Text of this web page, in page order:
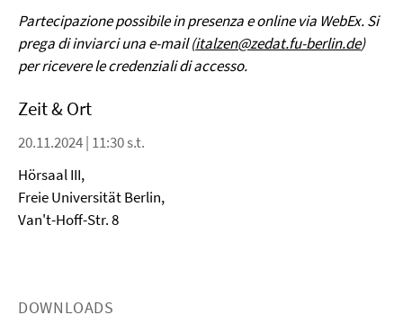
Partecipazione possibile in presenza e online via WebEx. Si
prega di inviarci una e-mail (italzen@zedat.fu-berlin.de)
per ricevere le credenziali di accesso.
Zeit & Ort
20.11.2024 | 11:30 s.t.
Hörsaal III,
Freie Universität Berlin,
Van't-Hoff-Str. 8
DOWNLOADS